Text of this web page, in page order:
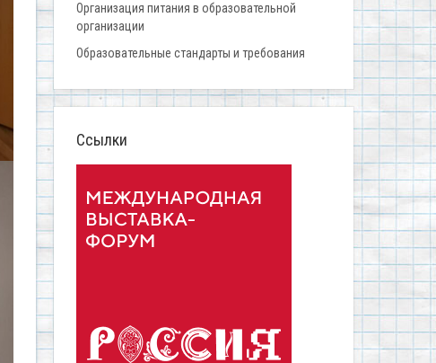
Организация питания в образовательной
организации
Образовательные стандарты и требования
Ссылки